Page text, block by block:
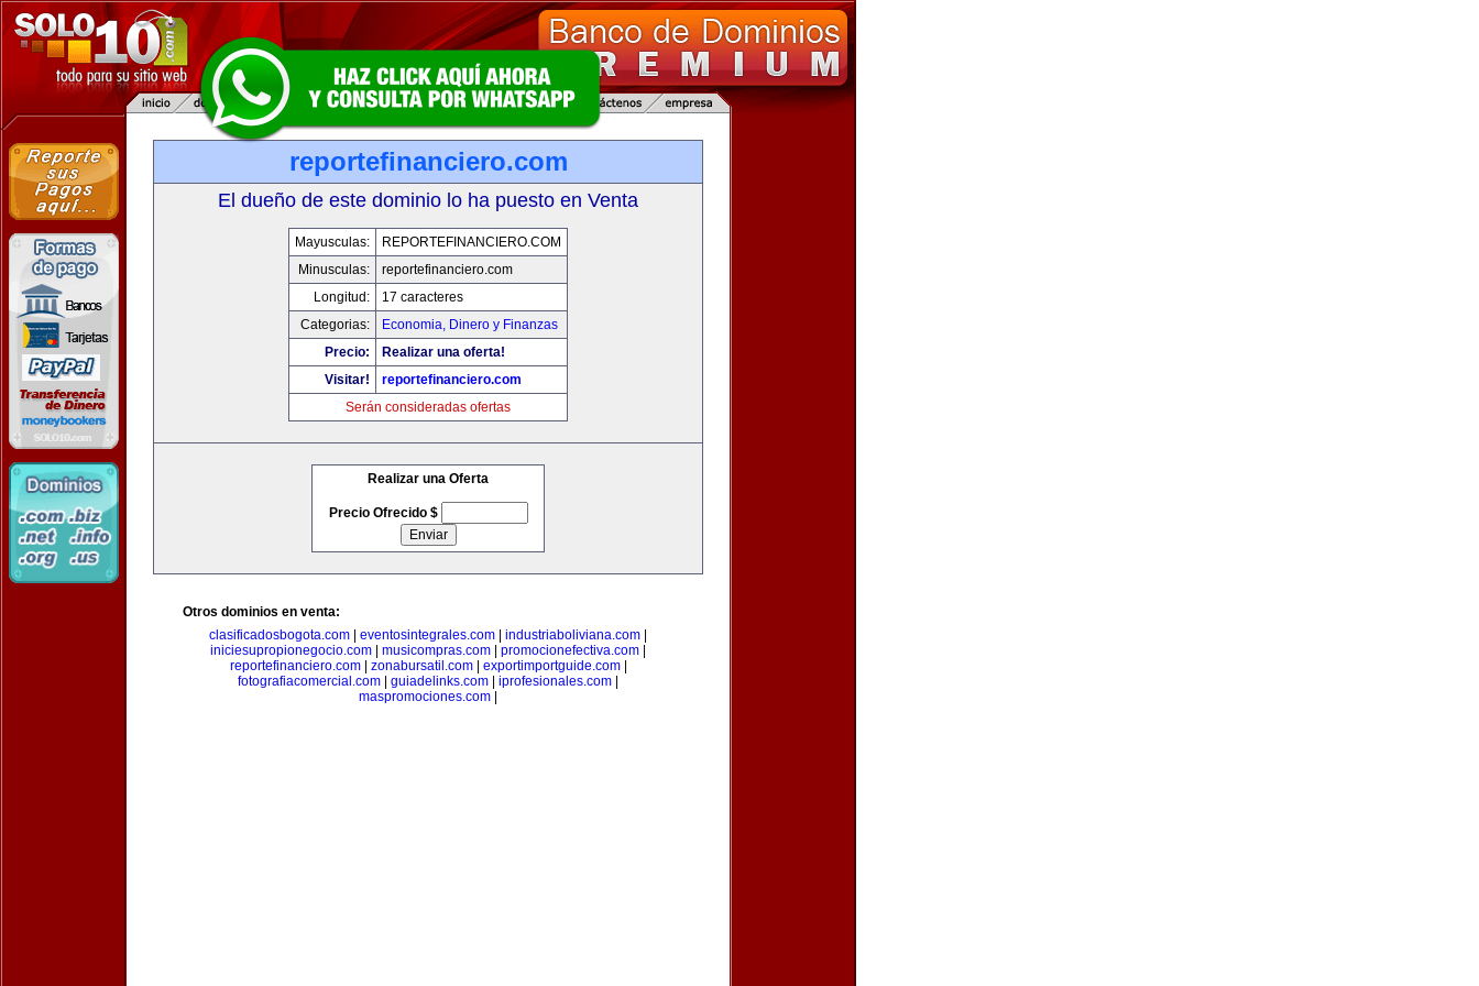
reportefinanciero.com
El dueño de este dominio lo ha puesto en Venta
Mayusculas:
REPORTEFINANCIERO.COM
Minusculas:
reportefinanciero.com
Longitud:
17 caracteres
Categorias:
Economia, Dinero y Finanzas
Precio:
Realizar una oferta!
Visitar!
reportefinanciero.com
Serán consideradas ofertas
Realizar una Oferta
Precio Ofrecido $
Otros dominios en venta:
clasificadosbogota.com
eventosintegrales.com industriaboliviana.com
iniciesupropionegocio.com
musicompras.com promocionefectiva.com
reportefinanciero.com| zonabursatil.com| exportimportguide.com|
fotografiacomercial.com
guiadelinks.com iprofesionales.com
maspromociones.com